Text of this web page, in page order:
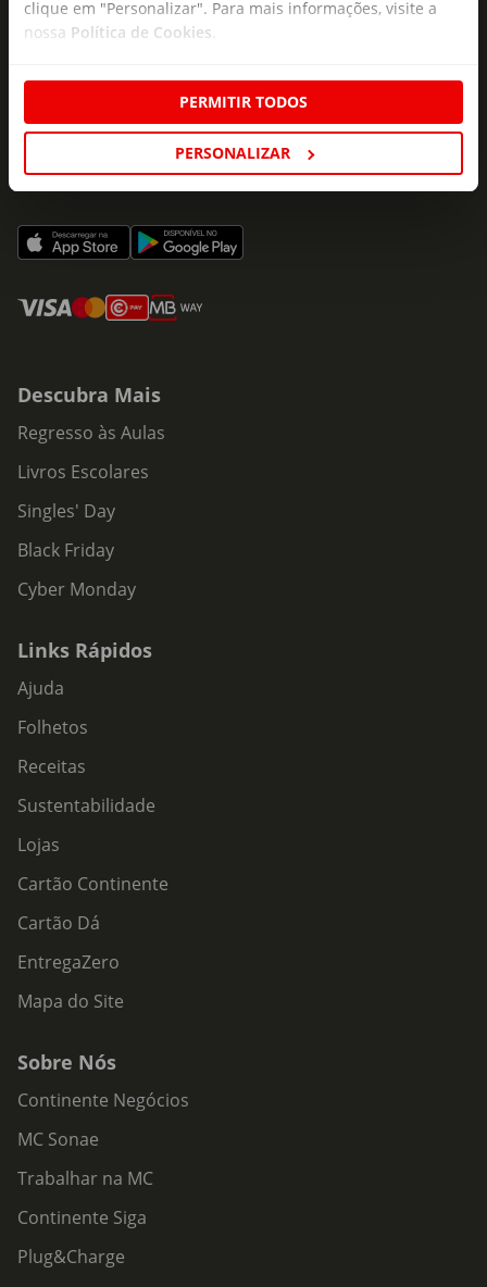
clique em "Personalizar". Para mais informações, visite a
nossa Política de Cookies.
PERMITIR TODOS
PERSONALIZAR
Fale Connosco
(Chamada para a rede fixa nacional)
Descubra Mais
Regresso às Aulas
Livros Escolares
Singles' Day
Black Friday
Cyber Monday
Links Rápidos
Ajuda
Folhetos
Receitas
Sustentabilidade
Lojas
Cartão Continente
Cartão Dá
EntregaZero
Mapa do Site
Sobre Nós
Continente Negócios
MC Sonae
Trabalhar na MC
Continente Siga
Plug&Charge